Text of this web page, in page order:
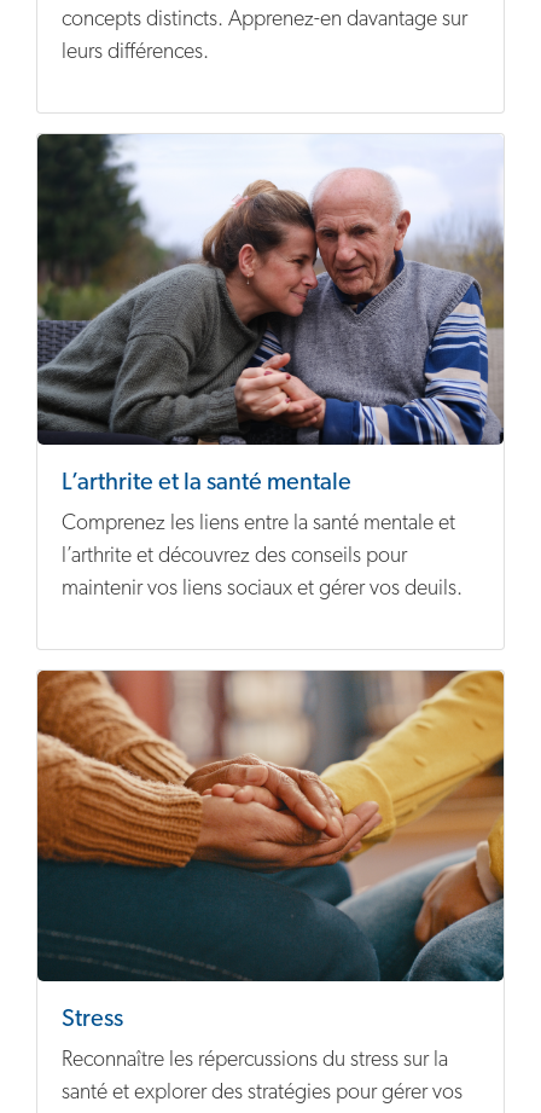
concepts distincts. Apprenez-en davantage sur
leurs différences.
L’arthrite et la santé mentale
Comprenez les liens entre la santé mentale et
l’arthrite et découvrez des conseils pour
maintenir vos liens sociaux et gérer vos deuils.
Stress
Reconnaître les répercussions du stress sur la
santé et explorer des stratégies pour gérer vos